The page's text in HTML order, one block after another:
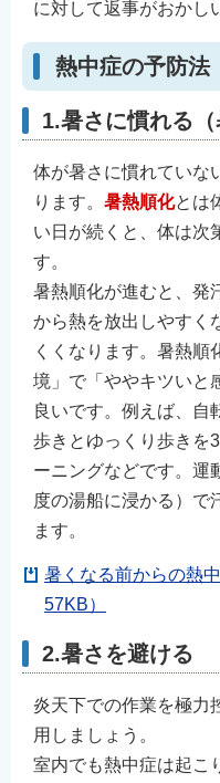
に対して返事がおかし
熱中症の予防法
1.暑さに慣れる（
体が暑さに慣れていな
ります。 暑熱順化とは
い日が続くと、体は次
す。
暑熱順化が進むと、発
から熱を放出しやすく
くくなります。暑熱順
境」で「ややキツいと
良いです。例えば、自
歩きとゆっくり歩きを
ーニングなどです。
度の湯船に浸かる）で
ます。
暑くなる前からの熱
57KB）
2.暑さを避ける
炎天下での作業を極力
用しましょう。
室内でも熱中症は起こ
繁體中文
한국어
नेपाली
Filipino